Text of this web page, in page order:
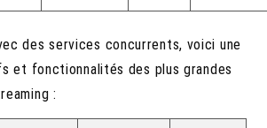
des services concurrents, voici une
et fonctionnalités des plus grandes
: